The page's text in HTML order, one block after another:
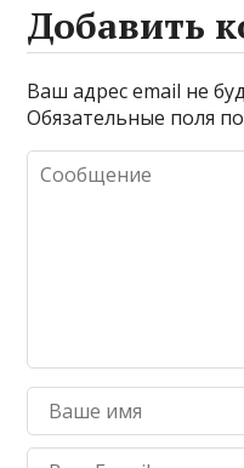
Добавить
Ваш адрес email не
Обязательные поля